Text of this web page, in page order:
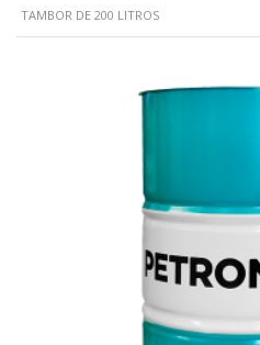
TAMBOR DE 200 LITROS